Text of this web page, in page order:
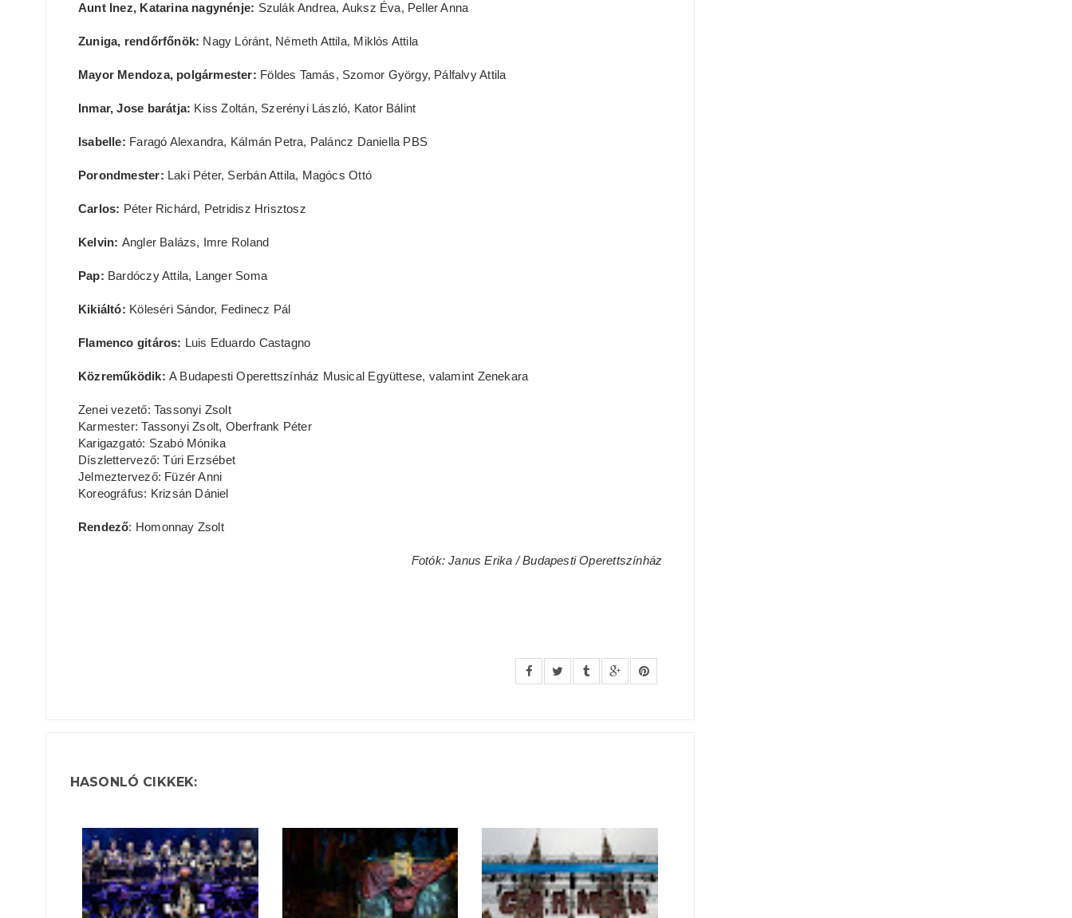
Aunt Inez, Katarina nagynénje: Szulák Andrea, Auksz Éva, Peller Anna
Zuniga, rendőrfőnök: Nagy Lóránt, Németh Attila, Miklós Attila
Mayor Mendoza, polgármester: Földes Tamás, Szomor György, Pálfalvy Attila
Inmar, Jose barátja: Kiss Zoltán, Szerényi László, Kator Bálint
Isabelle: Faragó Alexandra, Kálmán Petra, Paláncz Daniella PBS
Porondmester: Laki Péter, Serbán Attila, Magócs Ottó
Carlos: Péter Richárd, Petridisz Hrisztosz
Kelvin: Angler Balázs, Imre Roland
Pap: Bardóczy Attila, Langer Soma
Kikiáltó: Köleséri Sándor, Fedinecz Pál
Flamenco gitáros: Luis Eduardo Castagno
Közreműködik: A Budapesti Operettszínház Musical Együttese, valamint Zenekara
Zenei vezető: Tassonyi Zsolt
Karmester: Tassonyi Zsolt, Oberfrank Péter
Karigazgató: Szabó Mónika
Díszlettervező: Túri Erzsébet
Jelmeztervező: Füzér Anni
Koreográfus: Krizsán Dániel
Rendező: Homonnay Zsolt
Fotók: Janus Erika / Budapesti Operettszínház
HASONLÓ CIKKEK: